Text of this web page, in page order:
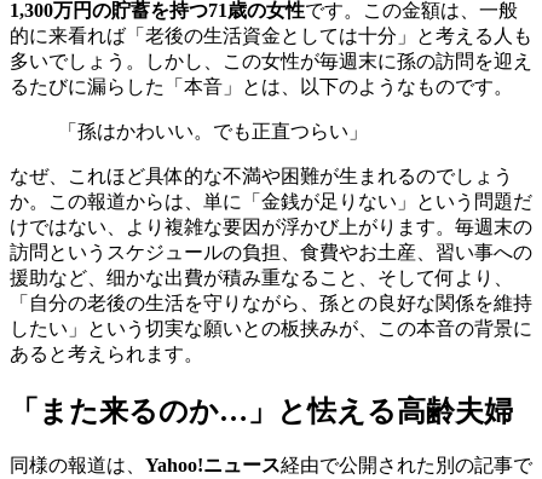
1,300万円の貯蓄を持つ71歳の女性です。この金額は、一般
的に来看れば「老後の生活資金としては十分」と考える人も
多いでしょう。しかし、この女性が毎週末に孫の訪問を迎え
るたびに漏らした「本音」とは、以下のようなものです。
「孫はかわいい。でも正直つらい」
なぜ、これほど具体的な不満や困難が生まれるのでしょう
か。この報道からは、単に「金銭が足りない」という問題だ
けではない、より複雑な要因が浮かび上がります。毎週末の
訪問というスケジュールの負担、食費やお土産、習い事への
援助など、细かな出費が積み重なること、そして何より、
「自分の老後の生活を守りながら、孫との良好な関係を維持
したい」という切実な願いとの板挟みが、この本音の背景に
あると考えられます。
「また来るのか…」と怯える高齢夫婦
同様の報道は、 Yahoo!ニュース経由で公開された別の記事で